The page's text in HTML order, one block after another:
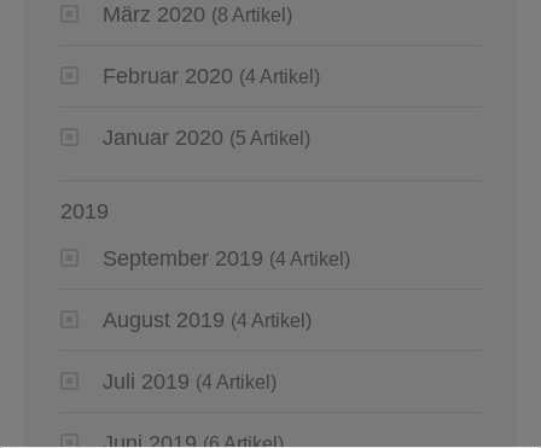
März 2020 (8 Artikel)
Februar 2020 (4 Artikel)
Januar 2020 (5 Artikel)
2019
September 2019 (4 Artikel)
August 2019 (4 Artikel)
Juli 2019 (4 Artikel)
Juni 2019 (6 Artikel)